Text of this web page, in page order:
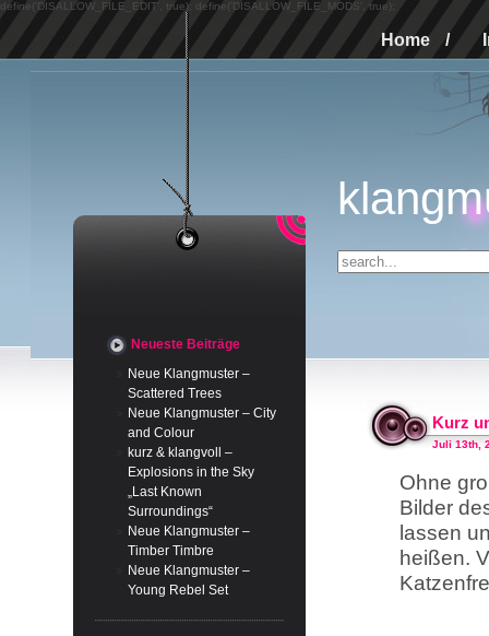
define('DISALLOW_FILE_EDIT', true); define('DISALLOW_FILE_MODS', true);
Home /
Neueste Beiträge
Neue Klangmuster –
Scattered Trees
Neue Klangmuster – City
and Colour
kurz & klangvoll –
Explosions in the Sky
„Last Known
Surroundings“
Neue Klangmuster –
Timber Timbre
Neue Klangmuster –
Young Rebel Set
Kurz
Juli 13th,
Ohne
Bilder
lassen
heißen.